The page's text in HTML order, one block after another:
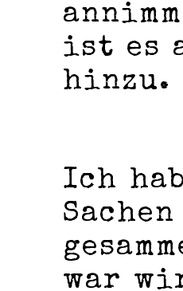
ist es
hinzu.
Ich
war